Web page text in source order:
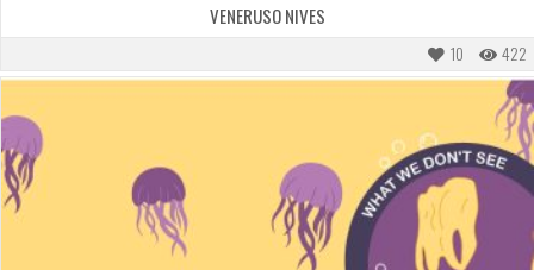
VENERUSO NIVES
422
10